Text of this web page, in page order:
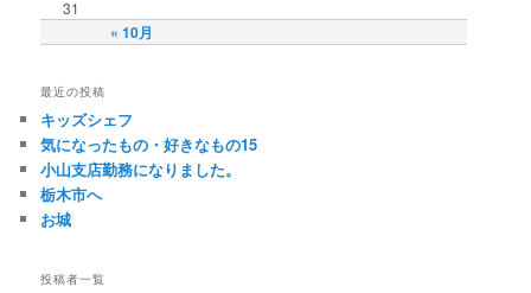
« 10月
31
最近の投稿
キッズシェフ
気になったもの・好きなもの15
小山支店勤務になりました。
栃木市へ
お城
投稿者一覧